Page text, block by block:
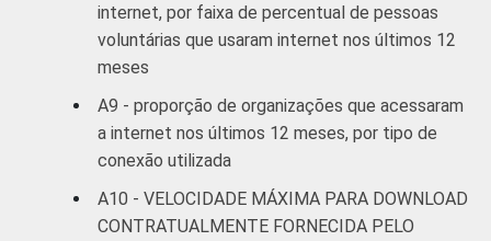
internet, por faixa de percentual de pessoas
voluntárias que usaram internet nos últimos 12
meses
A9 - proporção de organizações que acessaram
a internet nos últimos 12 meses, por tipo de
conexão utilizada
A10 - VELOCIDADE MÁXIMA PARA DOWNLOAD
CONTRATUALMENTE FORNECIDA PELO